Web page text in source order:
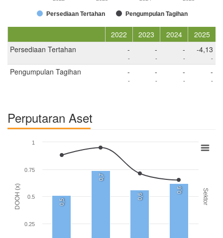
Persediaan Tertahan Pengumpulan Tagihan
2022 2023 2024
2025
Persediaan Tertahan
-
-
-
-
-
-
-4,13
-
Pengumpulan Tagihan -
-
-
-
-
-
-
-
Perputaran Aset
DOOH (x) Sektor
0,5
0,7
0,6
0,6
0.25
0.5
0.75
1